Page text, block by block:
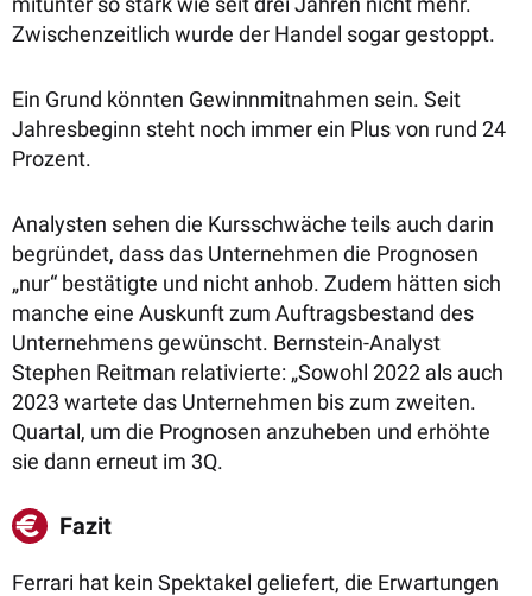
Zwischenzeitlich wurde der Handel sogar gestoppt.
Ein Grund könnten Gewinnmitnahmen sein. Seit
Jahresbeginn steht noch immer ein Plus von rund 24
Prozent.
Analysten sehen die Kursschwäche teils auch darin
begründet, dass das Unternehmen die Prognosen
„nur“ bestätigte und nicht anhob. Zudem hätten sich
manche eine Auskunftzum Auftragsbestand des
Unternehmens gewünscht. Bernstein-Analyst
Stephen Reitman relativierte: „Sowohl 2022 als auch
2023 wartete das Unternehmen bis zum zweiten.
Quartal, um die Prognosen anzuheben und erhöhte
sie dann erneut im 3Q.
Fazit
Ferrari hat kein Spektakel geliefert, die Erwartungen